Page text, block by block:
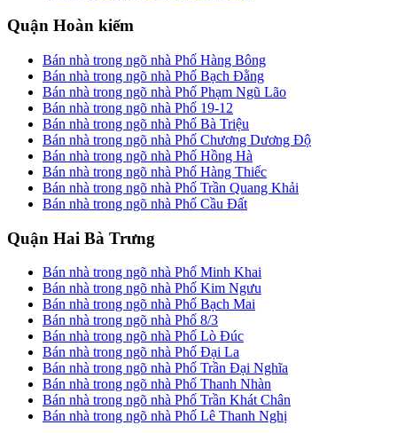
Quận Hoàn kiếm
Bán nhà trong ngõ nhà Phố Hàng Bông
Bán nhà trong ngõ nhà Phố Bạch Đằng
Bán nhà trong ngõ nhà Phố Phạm Ngũ Lão
Bán nhà trong ngõ nhà Phố 19-12
Bán nhà trong ngõ nhà Phố Bà Triệu
Bán nhà trong ngõ nhà Phố Chương Dương Độ
Bán nhà trong ngõ nhà Phố Hồng Hà
Bán nhà trong ngõ nhà Phố Hàng Thiếc
Bán nhà trong ngõ nhà Phố Trần Quang Khải
Bán nhà trong ngõ nhà Phố Cầu Đất
Quận Hai Bà Trưng
Bán nhà trong ngõ nhà Phố Minh Khai
Bán nhà trong ngõ nhà Phố Kim Ngưu
Bán nhà trong ngõ nhà Phố Bạch Mai
Bán nhà trong ngõ nhà Phố 8/3
Bán nhà trong ngõ nhà Phố Lò Đúc
Bán nhà trong ngõ nhà Phố Đại La
Bán nhà trong ngõ nhà Phố Trần Đại Nghĩa
Bán nhà trong ngõ nhà Phố Thanh Nhàn
Bán nhà trong ngõ nhà Phố Trần Khát Chân
Bán nhà trong ngõ nhà Phố Lê Thanh Nghị